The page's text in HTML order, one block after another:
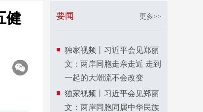
健
要闻 更多>>
独家视频丨习近平会见郑丽
文：两岸同胞走亲走近 走到
一起的大潮流不会改变
独家视频丨习近平会见郑丽
文：两岸同胞同属中华民族